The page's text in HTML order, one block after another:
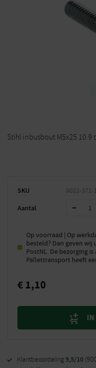
Stihl inbusbout M5x25 10.9
SKU 9022-371-
Aantal
Op voorraad | Op
besteld? Dan geven wij
PostNL. De bezorging
Pallettransport heeft
€ 1,10
IN
Klantbeoordeling9,5/10